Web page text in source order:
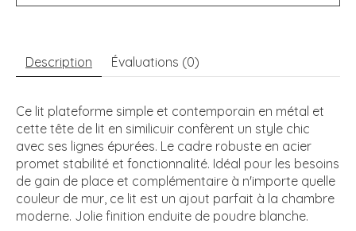
Description Évaluations (0)
Ce lit plateforme simple et contemporain en métal et
cette tête de lit en similicuir confèrent un style chic
avec ses lignes épurées. Le cadre robuste en acier
promet stabilité et fonctionnalité. Idéal pour les besoins
de gain de place et complémentaire à n'importe quelle
couleur de mur, ce lit est un ajout parfait à la chambre
moderne. Jolie finition enduite de poudre blanche.